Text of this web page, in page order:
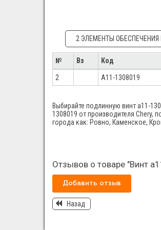
2 ЭЛЕМЕНТЫ ОБЕСПЕЧЕНИЯ
№ Вз Код
2 A11-1308019
Выбирайте подлинную винт а11-
1308019 от производителя Chery,
города как: Ровно, Каменское,
Отзывов о товаре "Винт
Добавить отзыв
Назад